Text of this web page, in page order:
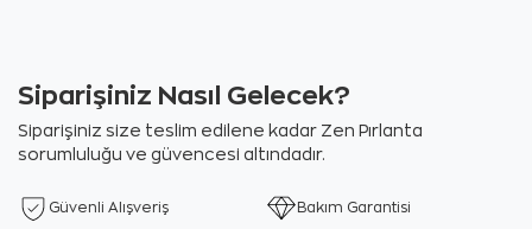
Siparişiniz Nasıl Gelecek?
Siparişiniz size teslim edilene kadar Zen Pırlanta
sorumluluğu ve güvencesi altındadır.
Güvenli Alışveriş Bakım Garantisi